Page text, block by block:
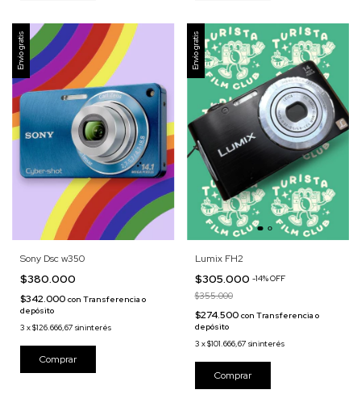
Envío gratis
Sony Dsc w350
$380.000
$342.000 con Transferencia o
depósito
3 x$126.666,67 sin interés
Envío gratis
Lumix FH2
$305.000 -14%OFF
$355.000
$274.500 con Transferencia o
depósito
3 x$101.666,67 sin interés